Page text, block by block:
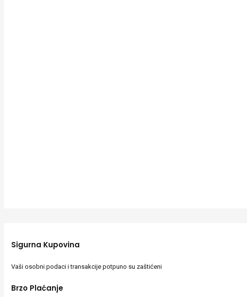
Sigurna Kupovina
Vaši osobni podaci i transakcije potpuno su zaštićeni
Brzo Plaćanje